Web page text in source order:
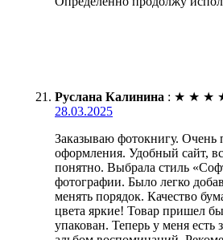
Руслана Калинина : ★ ★ ★
28.03.2025
Заказываю фотокнигу. Очень
оформления. Удобный сайт,
понятно. Выбрала стиль
фотографии. Было легко
менять порядок. Качество
цвета яркие! Товар пришел
упакован. Теперь у меня есть